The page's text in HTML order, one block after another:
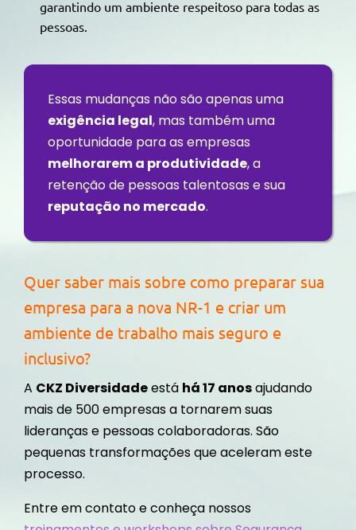
garantindo um ambiente respeitoso para todas as
pessoas.
Essas mudanças não são apenas uma
exigência legal, mas também uma
oportunidade para as empresas
melhorarem a produtividade, a
retenção de pessoas talentosas e sua
reputação no mercado.
Quer saber mais sobre como preparar sua
empresa para a nova NR-1 e criar um
ambiente de trabalho mais seguro e
inclusivo?
A CKZ Diversidadeestá há 17 anosajudando
mais de 500 empresas a tornarem suas
lideranças e pessoas colaboradoras. São
pequenas transformações que aceleram este
processo.
Entre em contato e conheça nossos